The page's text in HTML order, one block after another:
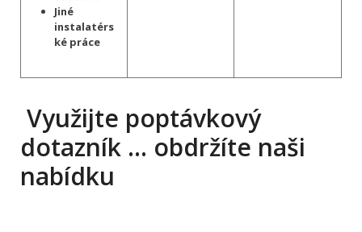
Jiné
instalatérs
ké práce
Využijte poptávkový
dotazník … obdržíte naši
nabídku